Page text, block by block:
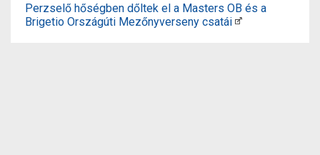
Perzselő hőségben dőltek el a Masters OB és a
Brigetio Országúti Mezőnyverseny csatái